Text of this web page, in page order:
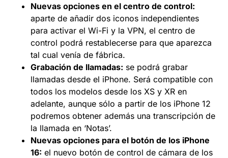
Nuevas opciones en el centro de control:
aparte de añadir dos iconos independientes
para activar el Wi-Fi y la VPN, el centro de
control podrá restablecerse para que aparezca
tal cual venía de fábrica.
Grabación de llamadas: se podrá grabar
llamadas desde el iPhone. Será compatible con
todos los modelos desde los XS y XR en
adelante, aunque sólo a partir de los iPhone 12
podremos obtener además una transcripción de
la llamada en ‘Notas’.
Nuevas opciones para el botón de los iPhone
16: el nuevo botón de control de cámara de los